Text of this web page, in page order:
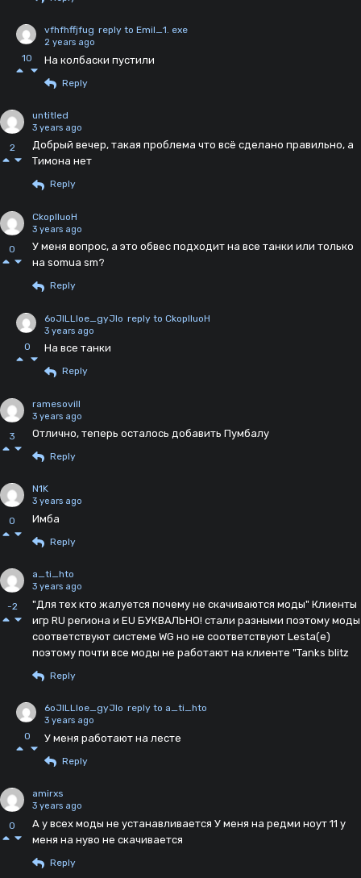
10
vfhfhffjfug reply to Emil_1. exe
2 years ago
На колбаски пустили
Reply
2
untitled
3 years ago
Добрый вечер, такая проблема что всё сделано правильно, а
Тимона нет
Reply
0
CkoplluoH
3 years ago
У меня вопрос, а это обвес подходит на все танки или только
на somua sm?
Reply
0
6oJlLLloe_gyJlo reply to CkoplluoH
3 years ago
На все танки
Reply
3
ramesovill
3 years ago
Отлично, теперь осталось добавить Пумбалу
Reply
0
N1K
3 years ago
Имба
Reply
-2
a_ti_hto
3 years ago
"Для тех кто жалуется почему не скачиваются моды" Клиенты
игр RU региона и EU БУКВАЛЬНО! стали разными поэтому моды
соответствуют системе WG но не соответствуют Lesta(е)
поэтому почти все моды не работают на клиенте "Tanks blitz
Reply
0
6oJlLLloe_gyJlo reply to a_ti_hto
3 years ago
У меня работают на лесте
Reply
0
amirxs
3 years ago
А у всех моды не устанавливается У меня на редми ноут 11 у
меня на нуво не скачивается
Reply